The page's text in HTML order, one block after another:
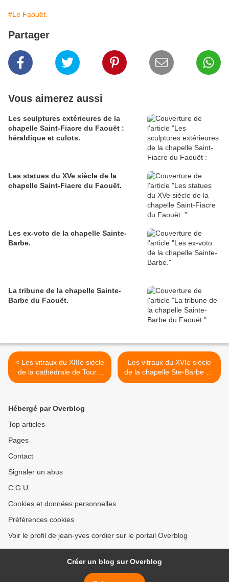
#Le Faouët.
Partager
Vous aimerez aussi
Les sculptures extérieures de la
chapelle Saint-Fiacre du Faouët :
héraldique et culots.
Les statues du XVe siècle de la
chapelle Saint-Fiacre du Faouët.
Les ex-voto de la chapelle Sainte-
Barbe.
La tribune de la chapelle Sainte-
Barbe du Faouët.
< Les vitraux du XIIIe siècle
de la cathédrale de Tours.
Baie 214, légende de saint
Les vitraux du XVIe siècle
de la chapelle Ste-Barbe du
Faouët (56) : II. la
Hébergé par Overblog
Top articles
Pages
Contact
Signaler un abus
C.G.U.
Cookies et données personnelles
Préférences cookies
Voir le profil de jean-yves cordier sur le portail Overblog
Créer un blog sur Overblog